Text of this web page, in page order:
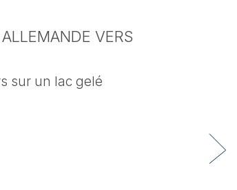
VERS
sur un lac gelé